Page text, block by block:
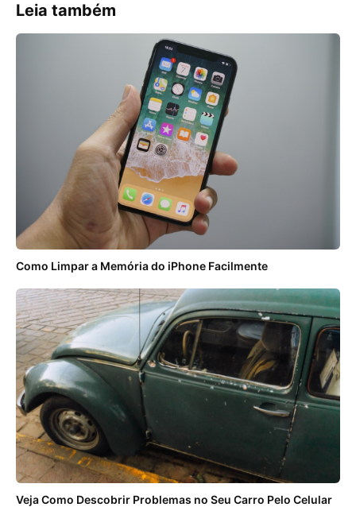
Leia também
Como Limpar a Memória do iPhone Facilmente
Veja Como Descobrir Problemas no Seu Carro Pelo Celular